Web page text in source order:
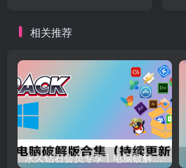
相关推荐
永久钻石会员专享丨电脑破解软件合集(更新至2025.4.11）